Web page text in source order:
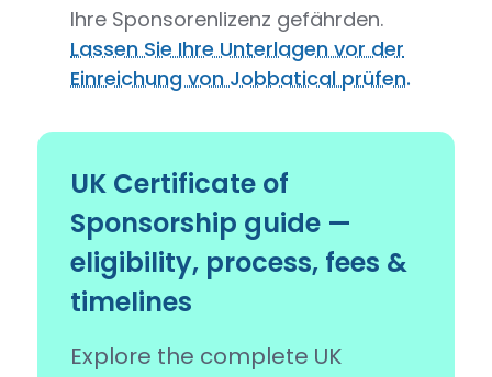
Ihre Sponsorenlizenz gefährden.
Lassen Sie Ihre Unterlagen vor der
Einreichung von Jobbatical prüfen.
UK Certificate of
Sponsorship guide —
eligibility, process, fees &
timelines
Explore the complete UK